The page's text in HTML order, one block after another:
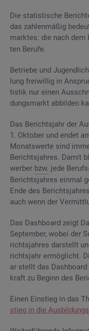
Die sta­tis­ti­sche
das zah­len­mä­ßig
mark­tes: die nach dem
ten Be­ru­fe.
Be­trie­be und
lung frei­wil­lig in
tis­tik nur einen
dungs­markt ab­bil­den
Das Be­richts­jahr der
1. Ok­to­ber und endet
Mo­nats­wer­te sind
Be­richts­jah­res. Damit
wer­ber bzw. jede
Be­richts­jah­res ein­mal
Ende des
auch wenn der
Das Da­sh­board zeigt
Sep­tem­ber, wobei der
richts­jah­res dar­stellt
richts­jahr er­mög­licht.
ar stellt das
kraft zu Be­ginn des
Einen Ein­stieg in das
stieg in die